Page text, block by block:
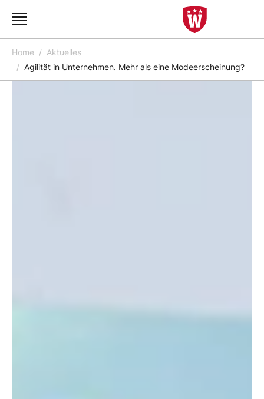
Home
Aktuelles
Agilität in Unternehmen. Mehr als eine Modeerscheinung?